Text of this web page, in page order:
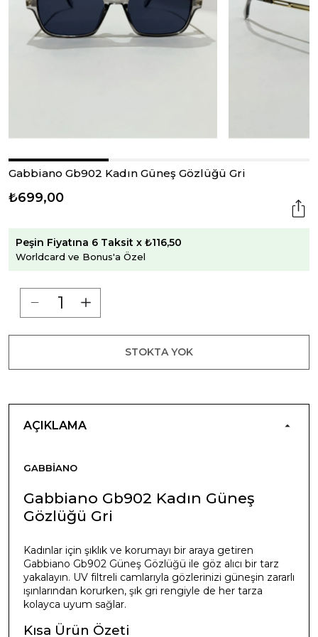
Gabbiano Gb902 Kadın Güneş Gözlüğü Gri
₺699,00
Peşin Fiyatına 6 Taksit x ₺116,50
Worldcard ve Bonus'a Özel
STOKTA YOK
AÇIKLAMA
GABBIANO
Gabbiano Gb902 Kadın Güneş
Gözlüğü Gri
Kadınlar için şıklık ve korumayı bir araya getiren
Gabbiano Gb902 Güneş Gözlüğü ile göz alıcı bir tarz
yakalayın. UV filtreli camlarıyla gözlerinizi güneşin zararlı
ışınlarından korurken, şık gri rengiyle de her tarza
kolayca uyum sağlar.
Kısa Ürün Özeti